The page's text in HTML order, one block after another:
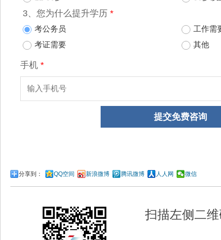
分享到： QQ空间 新浪微博 腾讯微博 人人网 微信
扫描左侧二